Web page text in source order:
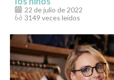
22 de julio de 2022
3149 veces leídos